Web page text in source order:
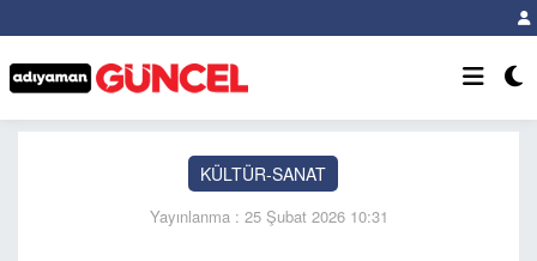
KÜLTÜR-SANAT
Yayınlanma : 25 Şubat 2026 10:31